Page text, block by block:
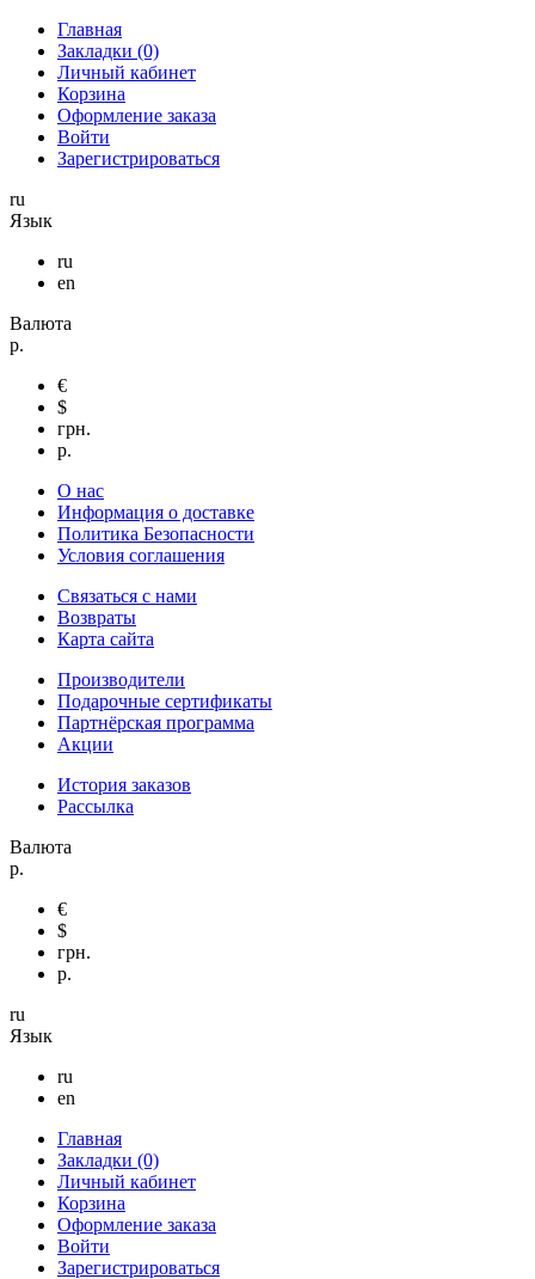
Главная
Закладки (0)
Личный кабинет
Корзина
Оформление заказа
Войти
Зарегистрироваться
ru
Язык
ru
en
Валюта
р.
€
$
грн.
р.
О нас
Информация о доставке
Политика Безопасности
Условия соглашения
Связаться с нами
Возвраты
Карта сайта
Производители
Подарочные сертификаты
Партнёрская программа
Акции
История заказов
Рассылка
Валюта
р.
€
$
грн.
р.
ru
Язык
ru
en
Главная
Закладки (0)
Личный кабинет
Корзина
Оформление заказа
Войти
Зарегистрироваться